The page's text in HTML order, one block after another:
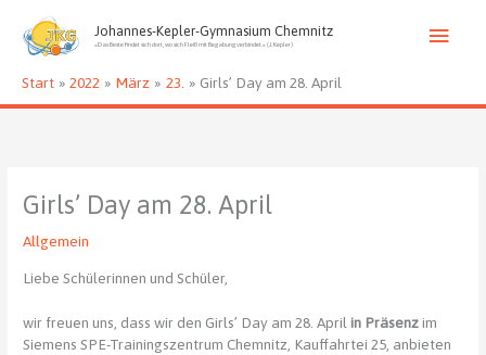
Inhalt
springen
Johannes-Kepler-Gymnasium Chemnitz
»Das Beste findet sich dort, wo sich Fleiß mit Begabung verbindet.« (J. Kepler)
Start 2022 März 23. Girls’ Day am 28. April
Girls’ Day am 28. April
Allgemein
Liebe Schülerinnen und Schüler,
wir freuen uns, dass wir den Girls’ Day am 28. Aprilin Präsenzim
Siemens SPE-Trainingszentrum Chemnitz, Kauffahrtei 25, anbieten